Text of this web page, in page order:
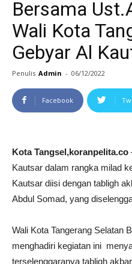
Bersama
Wali Kota
Gebyar Al
Penulis Admin - 06/12/2022
Facebook
Kota Tangsel,koranpelita.co
Kautsar dalam rangka milad
Kautsar diisi dengan tabligh
Abdul Somad, yang
Wali Kota Tangerang Selatan
menghadiri kegiatan ini
terselenggaranya tabligh